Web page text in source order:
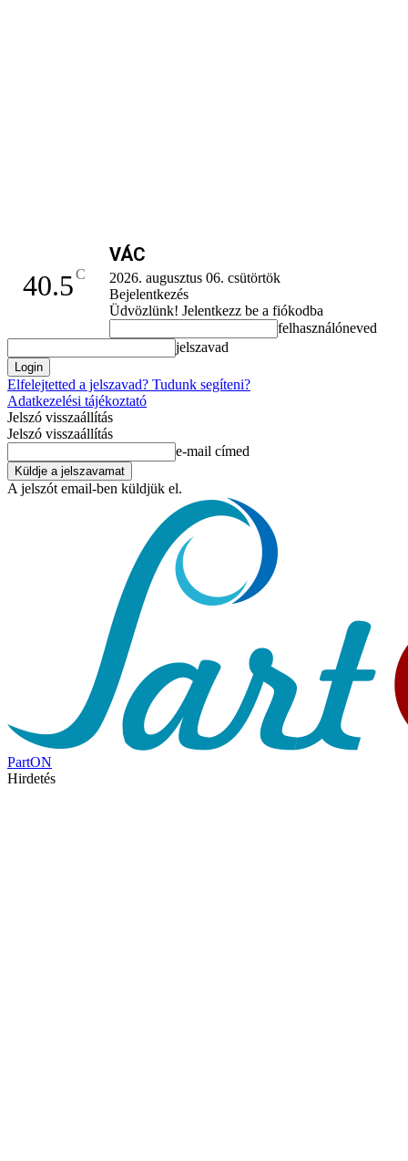
40.5C
VÁC
2026. augusztus 06. csütörtök
Bejelentkezés
Üdvözlünk! Jelentkezz be a fiókodba
felhasználóneved
jelszavad
Elfelejtetted a jelszavad? Tudunk segíteni?
Adatkezelési tájékoztató
Jelszó visszaállítás
Jelszó visszaállítás
e-mail címed
A jelszót email-ben küldjük el.
PartON
Hirdetés